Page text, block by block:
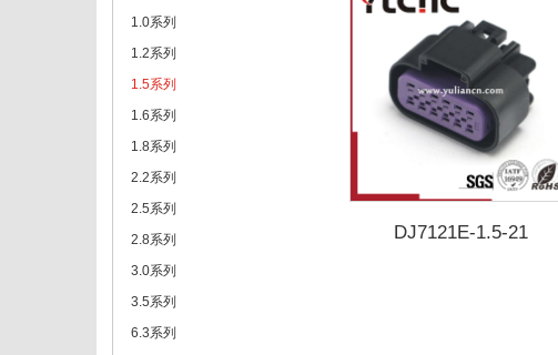
1.0系列
1.2系列
1.5系列
1.6系列
1.8系列
2.2系列
2.5系列
2.8系列
3.0系列
3.5系列
6.3系列
DJ7121E-1.5-21